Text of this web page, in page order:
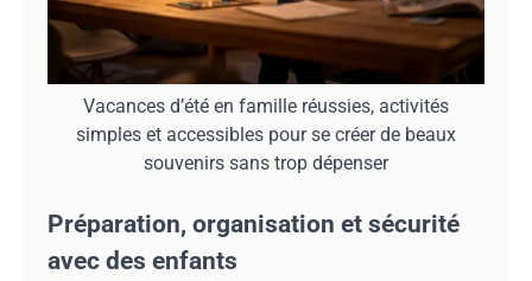
Vacances d’été en famille réussies, activités
simples et accessibles pour se créer de beaux
souvenirs sans trop dépenser
Préparation, organisation et sécurité
avec des enfants